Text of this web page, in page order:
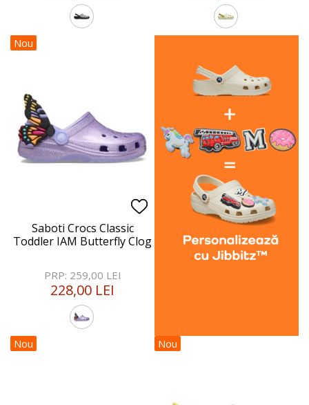
Nou
Saboti Crocs Classic
Toddler IAM Butterfly Clog
PRP: 259,00 LEI
228,00 LEI
Nou Nou